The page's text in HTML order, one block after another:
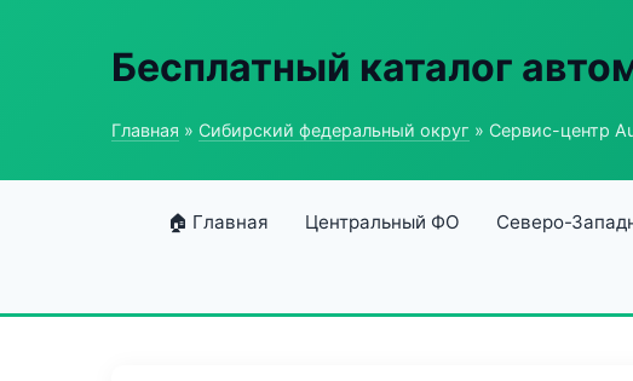
Бесплатный каталог
Главная » Сибирский федеральный округ » Сервис-центр
🏠 Главная Центральный ФО Северо-